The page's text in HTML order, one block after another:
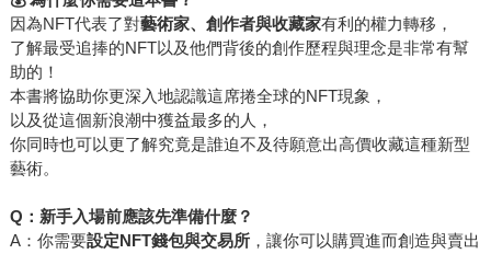
因為NFT代表了對藝術家、創作者與收藏家有利的權力轉移，
了解最受追捧的NFT以及他們背後的創作歷程與理念是非常有幫
助的！
本書將協助你更深入地認識這席捲全球的NFT現象，
以及從這個新浪潮中獲益最多的人，
你同時也可以更了解究竟是誰迫不及待願意出高價收藏這種新型
藝術。
Q ：新手入場前應該先準備什麼？
A：你需要設定NFT錢包與交易所，讓你可以購買進而創造與賣出